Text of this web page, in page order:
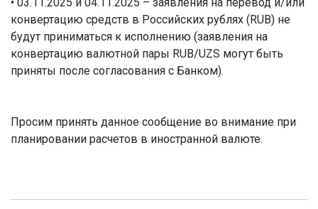
конвертацию средств в Российских рублях (RUB) не
будут приниматься к исполнению (заявления на
конвертацию валютной пары RUB/UZS могут быть
приняты после согласования с Банком).
Просим принять данное сообщение во внимание при
планировании расчетов в иностранной валюте.